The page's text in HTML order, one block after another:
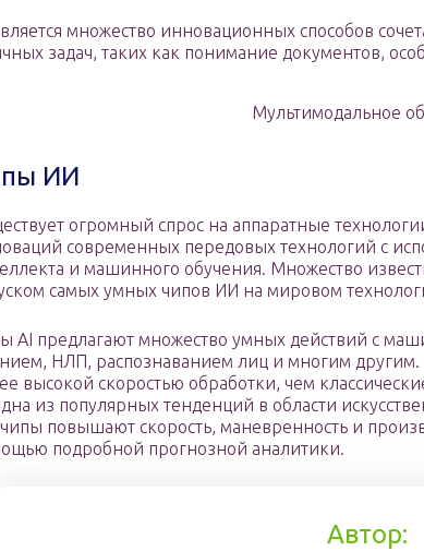
множество инновационных способов
задач, таких как понимание документов,
Мультимодальное
ИИ
огромный спрос на аппаратные
современных передовых технологий с
и машинного обучения. Множество
самых умных чипов ИИ на мировом
AI предлагают множество умных действий с
НЛП, распознаванием лиц и многим другим.
высокой скоростью обработки, чем
из популярных тенденций в области
повышают скорость, маневренность и
подробной прогнозной аналитики.
Автор: